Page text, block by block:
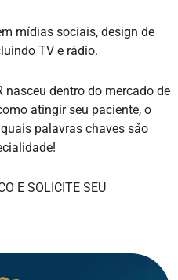
mídias sociais, design de
TV e rádio.
nasceu dentro do mercado de
atingir seu paciente, o
palavras chaves são
E SOLICITE SEU